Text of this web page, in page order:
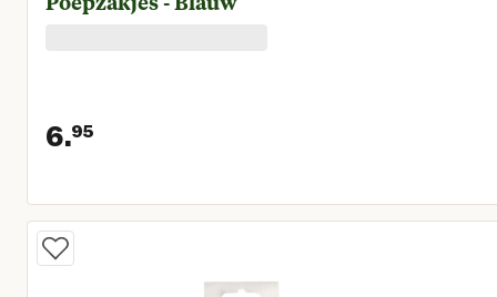
6.95
Huidige prijs € 6,95